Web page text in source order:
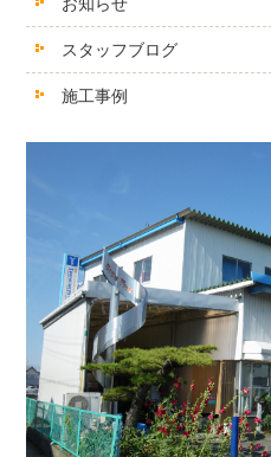
お知らせ
スタッフブログ
施工事例